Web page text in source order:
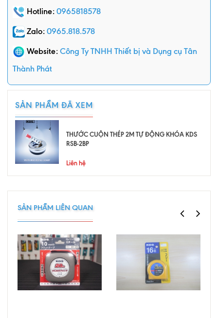
Hotline: 0965818578
Zalo: 0965.818.578
Website: Công Ty TNHH Thiết bị và Dụng cụ Tân
Thành Phát
SẢN PHẨM ĐÃ XEM
THƯỚC CUỘN THÉP 2M TỰ ĐỘNG KHÓA KDS
RSB-2BP
Liên hệ
SẢN PHẨM LIÊN QUAN